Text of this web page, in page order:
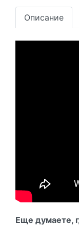
Описание
Еще думаете,